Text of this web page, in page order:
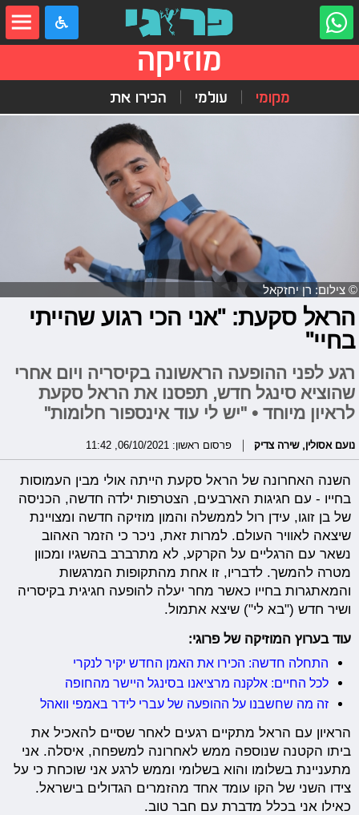
מוזיקה
מקומי עולמי הכירו את
© צילום: רן יחזקאל
הראל סקעת: "אני הכי רגוע שהייתי
בחיי"
רגע לפני ההופעה הראשונה בקיסריה ויום אחרי
שהוציא סינגל חדש, תפסנו את הראל סקעת
לראיון מיוחד • "יש לי עוד אינספור חלומות"
נועם אסולין,שירה צדיק פרסום ראשון: 06/10/2021, 11:42
השנה האחרונה של הראל סקעת הייתה אולי מבין העמוסות
בחייו - עם חגיגות הארבעים, הצטרפות ילדה חדשה, הכניסה
של בן זוגו, עידן רול לממשלה והמון מוזיקה חדשה ומצויינת
שיצאה לאוויר העולם. למרות זאת, ניכר כי הזמר האהוב
נשאר עם הרגליים על הקרקע, לא מתרברב בהשגיו ומכוון
מטרה להמשך. לדבריו, זו אחת מהתקופות המרגשות
והמאתגרות בחייו כאשר מחר יעלה להופעה חגיגית בקיסריה
ושיר חדש ("בא לי") שיצא אתמול.
עוד בערוץ המוזיקה של פרוגי:
התחלה חדשה: הכירו את האמן החדש יקיר לנקרי
לכל החיים: אלקנה מרציאנו בסינגל היישר מהחופה
זה מה שחשבנו על ההופעה של עברי לידר באמפי וואהל
הראיון עם הראל מתקיים רגעים לאחר שסיים להאכיל את
ביתו הקטנה שנוספה ממש לאחרונה למשפחה, איסלה. אני
מתעניינת בשלומו והוא בשלומי וממש לרגע אני שוכחת כי על
צידו השני של הקו עומד אחד מהזמרים הגדולים בישראל.
כאילו אני בכלל מדברת עם חבר טוב.